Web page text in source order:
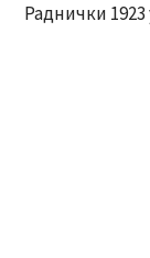
Раднички